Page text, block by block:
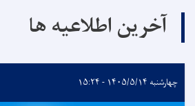
آخرین اطلاعیه ها
چهارشنبه ۱۴۰۵/۵/۱۴ - ۱۵:۲۴